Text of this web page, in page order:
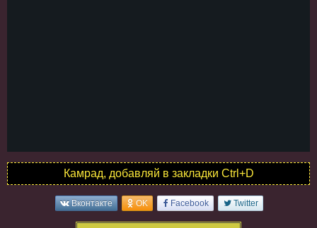
Камрад, добавляй в закладки Ctrl+D
Вконтакте OK Facebook Twitter